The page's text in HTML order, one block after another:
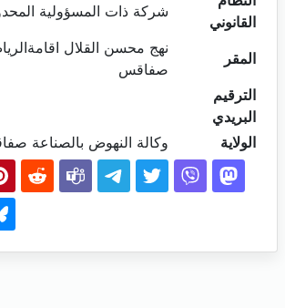
القانوني
شركة ذات المسؤولية
المقر
صفاقس
الترقيم
البريدي
الولاية
وكالة النهوض بالصناعة